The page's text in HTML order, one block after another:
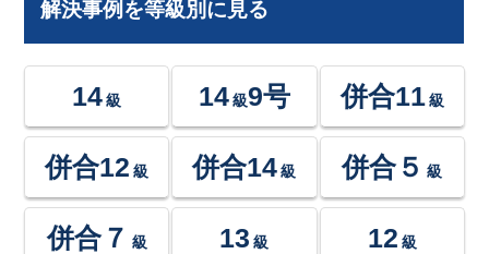
解決事例を等級別に見る
14 級 14級9号 併合11 級
併合12 級 併合14 級 併合５ 級
併合７ 級 13 級 12 級